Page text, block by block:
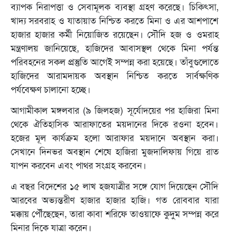
ব্যাপক নিরাপত্তা ও সেবামূলক ব্যবস্থা গ্রহণ করেছে। চিকিৎসা,
খাদ্য সরবরাহ ও যাতায়াত নিশ্চিত করতে মিনা ও এর আশপাশে
হাজার হাজার কর্মী নিয়োজিত রয়েছেন। সৌদি হজ ও ওমরাহ
মন্ত্রণালয় জানিয়েছে, হাজিদের আবাসস্থল থেকে মিনা পর্যন্ত
পরিবহনের সকল প্রস্তুতি আগেই সম্পন্ন করা হয়েছে। তাঁবুগুলোতে
হাজিদের আরামদায়ক অবস্থান নিশ্চিত করতে সার্বক্ষণিক
পর্যবেক্ষণ চালানো হচ্ছে।
আগামীকাল মঙ্গলবার (৯ জিলহজ) সূর্যোদয়ের পর হাজিরা মিনা
থেকে ঐতিহাসিক আরাফাতের ময়দানের দিকে রওনা হবেন।
হজের মূল কার্যক্রম হলো আরাফার ময়দানে অবস্থান করা।
সেখানে দিনভর অবস্থান শেষে হাজিরা মুজদালিফায় গিয়ে রাত
যাপন করবেন এবং পাথর সংগ্রহ করবেন।
এ বছর বিদেশের ১৫ লাখ হজযাত্রীর সঙ্গে যোগ দিয়েছেন সৌদি
আরবের অভ্যন্তরীণ হাজার হাজার হাজি। গত রোববার যারা
মক্কায় পৌঁছেছেন, তারা কাবা শরিফে তাওয়াফে কুদুম সম্পন্ন করে
মিনার দিকে যাত্রা করেন।